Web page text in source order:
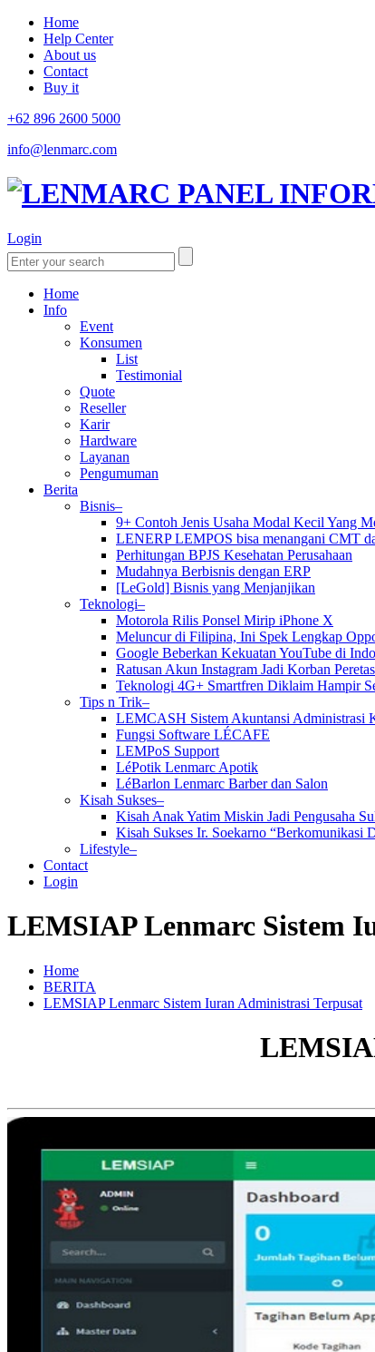
Home
Help Center
About us
Contact
Buy it
+62 896 2600 5000
info@lenmarc.com
Login
Home
Info
Event
Konsumen
List
Testimonial
Quote
Reseller
Karir
Hardware
Layanan
Pengumuman
Berita
Bisnis–
9+ Contoh Jenis Usaha Modal Kecil Yang
LENERP LEMPOS bisa menangani CMT
Perhitungan BPJS Kesehatan Perusahaan
Mudahnya Berbisnis dengan ERP
[LeGold] Bisnis yang Menjanjikan
Teknologi–
Motorola Rilis Ponsel Mirip iPhone X
Meluncur di Filipina, Ini Spek Lengkap
Google Beberkan Kekuatan YouTube di
Ratusan Akun Instagram Jadi Korban
Teknologi 4G+ Smartfren Diklaim Hampir
Tips n Trik–
LEMCASH Sistem Akuntansi Administrasi
Fungsi Software LÉCAFE
LEMPoS Support
LéPotik Lenmarc Apotik
LéBarlon Lenmarc Barber dan Salon
Kisah Sukses–
Kisah Anak Yatim Miskin Jadi Pengusaha
Kisah Sukses Ir. Soekarno “Berkomunikasi
Lifestyle–
Contact
Login
LEMSIAP Lenmarc Sistem
Home
BERITA
LEMSIAP Lenmarc Sistem Iuran Administrasi Terpusat